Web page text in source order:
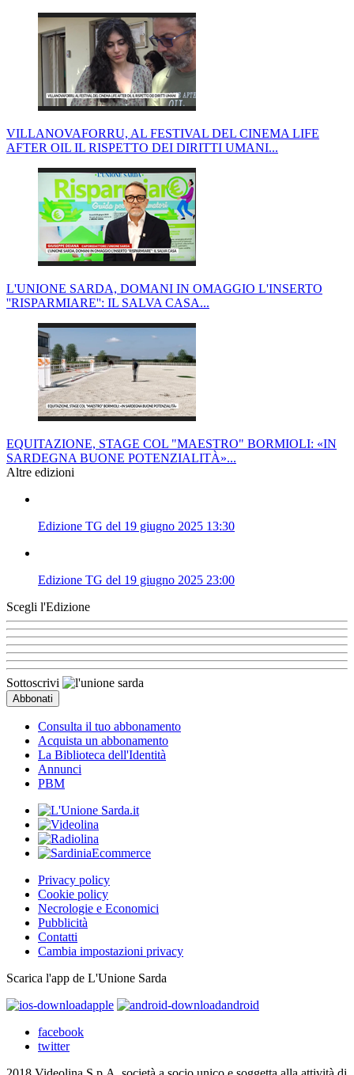
VILLANOVAFORRU, AL FESTIVAL DEL CINEMA LIFE
AFTER OIL IL RISPETTO DEI DIRITTI UMANI...
L'UNIONE SARDA, DOMANI IN OMAGGIO L'INSERTO
''RISPARMIARE'': IL SALVA CASA...
EQUITAZIONE, STAGE COL "MAESTRO" BORMIOLI: «IN
SARDEGNA BUONE POTENZIALITÀ»...
Altre edizioni
Edizione TG del 19 giugno 2025 13:30
Edizione TG del 19 giugno 2025 23:00
Scegli l'Edizione
Sottoscrivi
Consulta il tuo abbonamento
Acquista un abbonamento
La Biblioteca dell'Identità
Annunci
PBM
Privacy policy
Cookie policy
Necrologie e Economici
Pubblicità
Contatti
Cambia impostazioni privacy
Scarica l'app de L'Unione Sarda
apple
android
facebook
twitter